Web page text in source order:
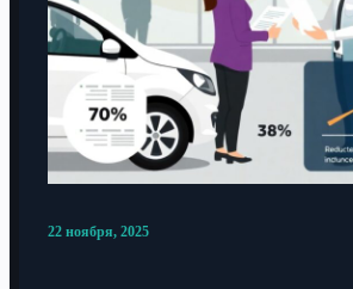
22 ноября, 2025